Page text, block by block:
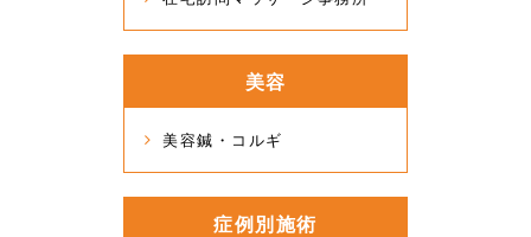
美容
美容鍼・コルギ
症例別施術